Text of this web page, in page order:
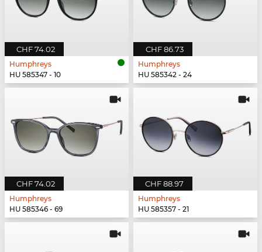
CHF 74.02
Humphreys
HU 585347 - 10
CHF 86.73
Humphreys
HU 585342 - 24
CHF 74.02
Humphreys
HU 585346 - 69
CHF 88.97
Humphreys
HU 585357 - 21